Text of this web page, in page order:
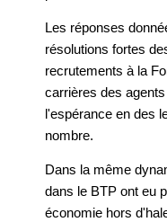
Les réponses
résolutions fortes
recrutements à la
carrières des
l'espérance en des
nombre.
Dans la même
dans le BTP ont eu
économie hors